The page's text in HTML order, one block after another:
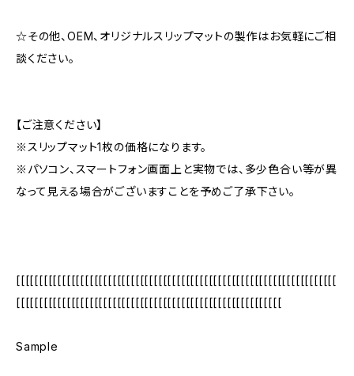
☆その他、OEM、オリジナルスリップマットの製作はお気軽にご相
談ください。
【ご注意ください】
※スリップマット1枚の価格になります。
※パソコン、スマートフォン画面上と実物では、多少色合い等が異
なって見える場合がございますことを予めご了承下さい。
[[[[[[[[[[[[[[[[[[[[[[[[[[[[[[[[[[[[[[[[[[[[[[[[[[[[[[[[[[[[[[[[[[[[[[
[[[[[[[[[[[[[[[[[[[[[[[[[[[[[[[[[[[[[[[[[[[[[[[[[[[[[[[[[[
Sample